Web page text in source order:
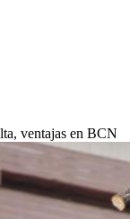
ventajas en BCN